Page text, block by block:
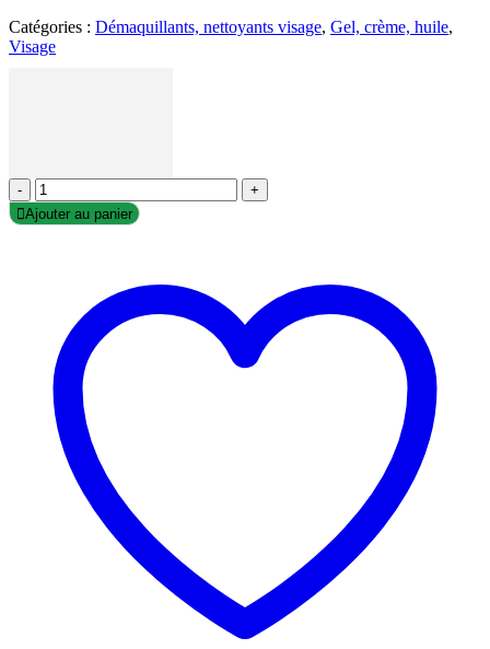
Catégories : Démaquillants, nettoyants visage, Gel, crème, huile,
Visage
-
+
Ajouter au panier